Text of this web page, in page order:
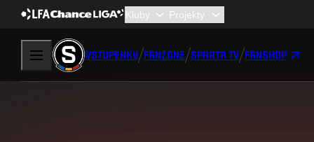
VSTUPENKY FANZONE SPARTA TV FANSHOP